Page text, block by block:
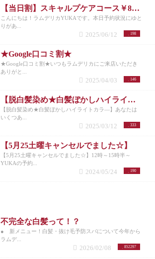
【当日割】スキャルプケアコース￥8200
こんにちは！ラムデリカYUKAです。本日予約状況にゆと
りがあ...
198
2025/06/12
★Google口コミ割★
★Google口コミ割★いつもラムデリカにご来店いただき
ありがと...
146
2025/04/03
【脱白髪染め★白髪ぼかしハイライトカラ―】
【脱白髪染め★白髪ぼかしハイライトカラ―】あなたは
いくつあ...
333
2025/03/12
【5月25土曜キャンセルでました☆】
【5月25土曜キャンセルでました☆】12時～15時半～
YUKAの予約...
190
2024/05/24
不完全な白髪って！？
● 新メニュー！白髪・抜け毛予防スパについて今年から
ラムデ...
852297
2026/02/08